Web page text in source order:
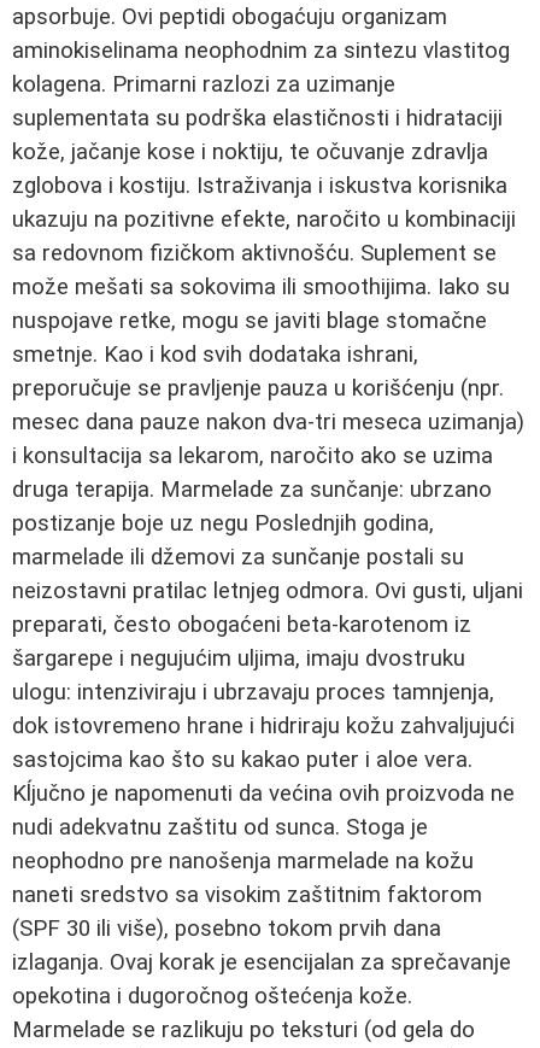
apsorbuje. Ovi peptidi obogaćuju organizam
aminokiselinama neophodnim za sintezu vlastitog
kolagena. Primarni razlozi za uzimanje
suplementata su podrška elastičnosti i hidrataciji
kože, jačanje kose i noktiju, te očuvanje zdravlja
zglobova i kostiju. Istraživanja i iskustva korisnika
ukazuju na pozitivne efekte, naročito u kombinaciji
sa redovnom fizičkom aktivnošću. Suplement se
može mešati sa sokovima ili smoothijima. Iako su
nuspojave retke, mogu se javiti blage stomačne
smetnje. Kao i kod svih dodataka ishrani,
preporučuje se pravljenje pauza u korišćenju (npr.
mesec dana pauze nakon dva-tri meseca uzimanja)
i konsultacija sa lekarom, naročito ako se uzima
druga terapija. Marmelade za sunčanje: ubrzano
postizanje boje uz negu Poslednjih godina,
marmelade ili džemovi za sunčanje postali su
neizostavni pratilac letnjeg odmora. Ovi gusti, uljani
preparati, često obogaćeni beta-karotenom iz
šargarepe i negujućim uljima, imaju dvostruku
ulogu: intenziviraju i ubrzavaju proces tamnjenja,
dok istovremeno hrane i hidriraju kožu zahvaljujući
sastojcima kao što su kakao puter i aloe vera.
Kĺjučno je napomenuti da većina ovih proizvoda ne
nudi adekvatnu zaštitu od sunca. Stoga je
neophodno pre nanošenja marmelade na kožu
naneti sredstvo sa visokim zaštitnim faktorom
(SPF 30 ili više), posebno tokom prvih dana
izlaganja. Ovaj korak je esencijalan za sprečavanje
opekotina i dugoročnog oštećenja kože.
Marmelade se razlikuju po teksturi (od gela do